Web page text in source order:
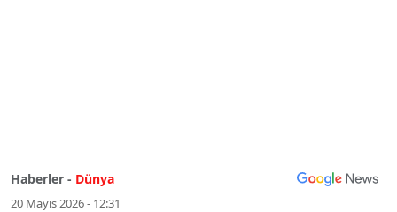
Haberler - Dünya
20 Mayıs 2026 - 12:31